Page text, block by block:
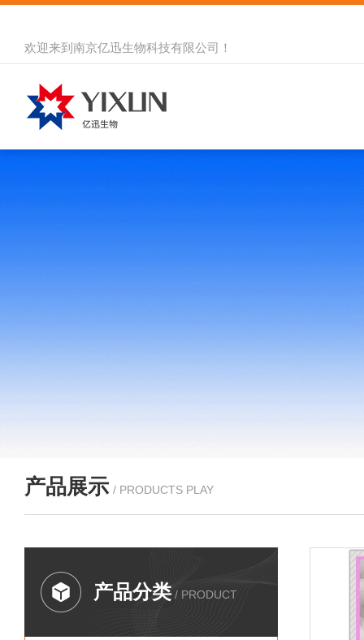
欢迎来到 南京亿迅生物科技有限公司 ！
产品展示 / PRODUCTS PLAY
产品分类 / PRODUCT